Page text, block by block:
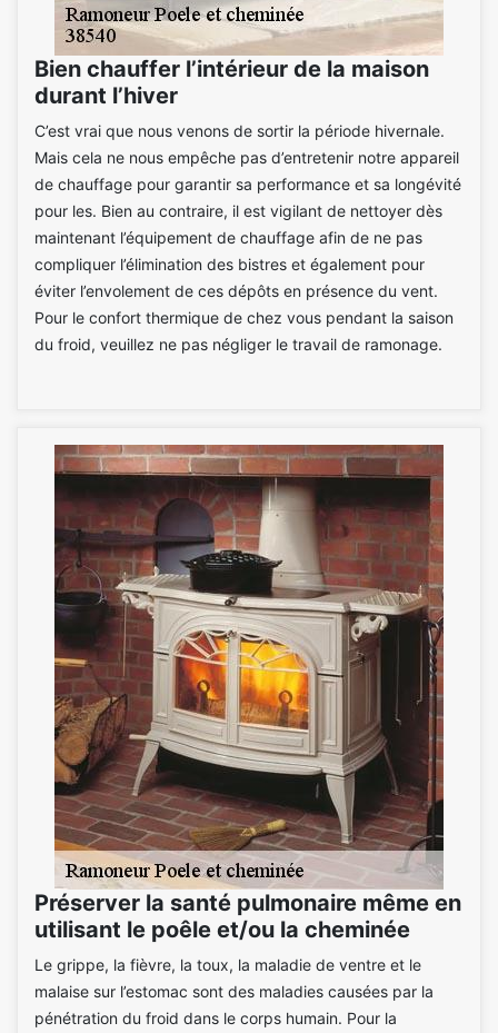
Bien chauffer l’intérieur de la maison
durant l’hiver
C’est vrai que nous venons de sortir la période hivernale.
Mais cela ne nous empêche pas d’entretenir notre appareil
de chauffage pour garantir sa performance et sa longévité
pour les. Bien au contraire, il est vigilant de nettoyer dès
maintenant l’équipement de chauffage afin de ne pas
compliquer l’élimination des bistres et également pour
éviter l’envolement de ces dépôts en présence du vent.
Pour le confort thermique de chez vous pendant la saison
du froid, veuillez ne pas négliger le travail de ramonage.
Préserver la santé pulmonaire même en
utilisant le poêle et/ou la cheminée
Le grippe, la fièvre, la toux, la maladie de ventre et le
malaise sur l’estomac sont des maladies causées par la
pénétration du froid dans le corps humain. Pour la